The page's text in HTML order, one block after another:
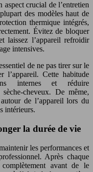
crucial de l’entretien
des modèles haut de
thermique intégrés,
Évitez de bloquer
laissez l’appareil refroidir
intensives.
de ne pas tirer sur le
l’appareil. Cette habitude
internes et réduire
cheveux. De même,
de l’appareil lors du
intérieurs.
la durée de vie
les performances et
Après chaque
avant de le